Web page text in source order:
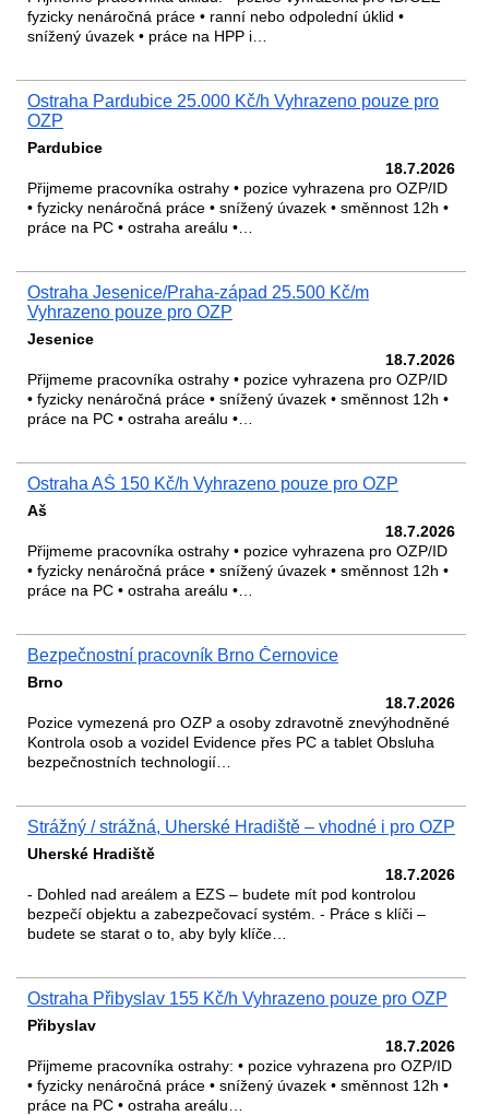
fyzicky nenáročná práce • ranní nebo odpolední úklid •
snížený úvazek • práce na HPP i…
Ostraha Pardubice 25.000 Kč/h Vyhrazeno pouze pro
OZP
Pardubice
18.7.2026
Přijmeme pracovníka ostrahy • pozice vyhrazena pro OZP/ID
• fyzicky nenáročná práce • snížený úvazek • směnnost 12h •
práce na PC • ostraha areálu •…
Ostraha Jesenice/Praha-západ 25.500 Kč/m
Vyhrazeno pouze pro OZP
Jesenice
18.7.2026
Přijmeme pracovníka ostrahy • pozice vyhrazena pro OZP/ID
• fyzicky nenáročná práce • snížený úvazek • směnnost 12h •
práce na PC • ostraha areálu •…
Ostraha AŠ 150 Kč/h Vyhrazeno pouze pro OZP
Aš
18.7.2026
Přijmeme pracovníka ostrahy • pozice vyhrazena pro OZP/ID
• fyzicky nenáročná práce • snížený úvazek • směnnost 12h •
práce na PC • ostraha areálu •…
Bezpečnostní pracovník Brno Černovice
Brno
18.7.2026
Pozice vymezená pro OZP a osoby zdravotně znevýhodněné
Kontrola osob a vozidel Evidence přes PC a tablet Obsluha
bezpečnostních technologií…
Strážný / strážná, Uherské Hradiště – vhodné i pro OZP
Uherské Hradiště
18.7.2026
- Dohled nad areálem a EZS – budete mít pod kontrolou
bezpečí objektu a zabezpečovací systém. - Práce s klíči –
budete se starat o to, aby byly klíče…
Ostraha Přibyslav 155 Kč/h Vyhrazeno pouze pro OZP
Přibyslav
18.7.2026
Přijmeme pracovníka ostrahy: • pozice vyhrazena pro OZP/ID
• fyzicky nenáročná práce • snížený úvazek • směnnost 12h •
práce na PC • ostraha areálu…